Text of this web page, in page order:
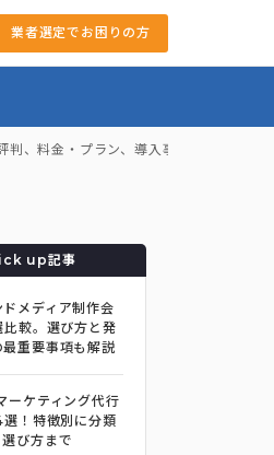
業者選定でお困りの方
、料金・プラン、導入事例
up記事
メディア制作会
比較。選び方と発
最重要事項も解説
ーケティング代行
選！特徴別に分類
選び方まで